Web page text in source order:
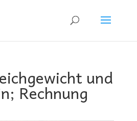
und
Rechnung